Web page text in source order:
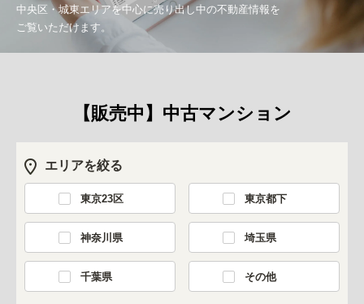
中央区・城東エリアを中心に売り出し中の不動産情報を
ご覧いただけます。
【販売中】中古マンション
エリアを絞る
東京23区 東京都下
神奈川県 埼玉県
千葉県 その他